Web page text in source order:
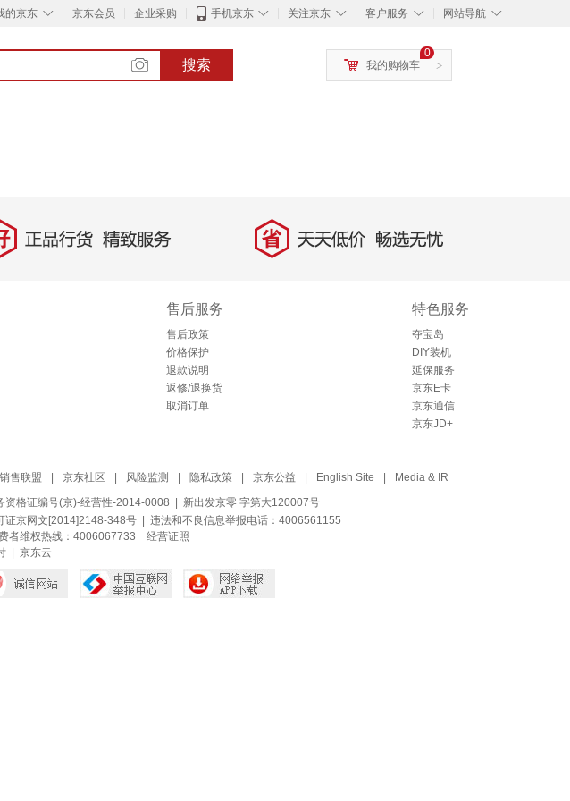
◇
的京东 京东会员 企业采购 ◇
手机京东 ◇
关注京东 ◇
客户服务 ◇
网站导航
搜索 >
0
我的购物车
正品行货，精致服务 省 天天低价，畅选无忧
售后服务
售后政策
价格保护
退款说明
返修/退换货
取消订单
特色服务
夺宝岛
DIY装机
延保服务
京东E卡
京东通信
京东JD+
销售联盟 京东社区 风险监测 隐私政策 京东公益 English Site Media & IR
资格证编号(京)-经营性-2014-0008 | 新出发京零 字第大120007号
证京网文[2014]2148-348号| 违法和不良信息举报电话：4006561155
者维权热线：4006067733 经营证照
| 京东云